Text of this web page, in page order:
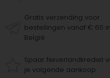
Gratis verzending voor
bestellingen vanaf € 60 in
België
Spaar Neverlandkrediet
je volgende aankoop